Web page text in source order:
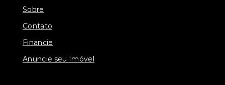
Sobre
Contato
Financie
Anuncie seu Imóvel